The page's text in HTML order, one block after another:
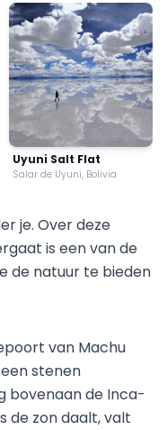
Uyuni Salt Flat
Salar de Uyuni, Bolivia
je. Over deze
is een van de
de natuur te bieden
van Machu
stenen
bovenaan de Inca-
de zon daalt, valt